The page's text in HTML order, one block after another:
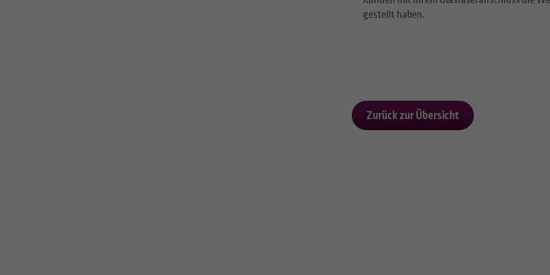
gestellt haben.
Zurück zur Übersicht